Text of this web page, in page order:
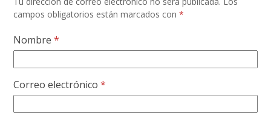
campos obligatorios están marcados con*
Nombre*
Correo electrónico*